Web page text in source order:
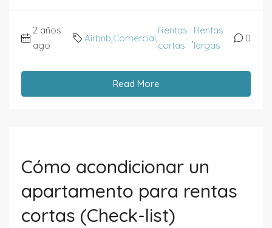
2 años
ago
Airbnb,Comercial,
Rentas
cortas
,
Rentas
largas
0
Read More
Cómo acondicionar un
apartamento para rentas
cortas (Check-list)